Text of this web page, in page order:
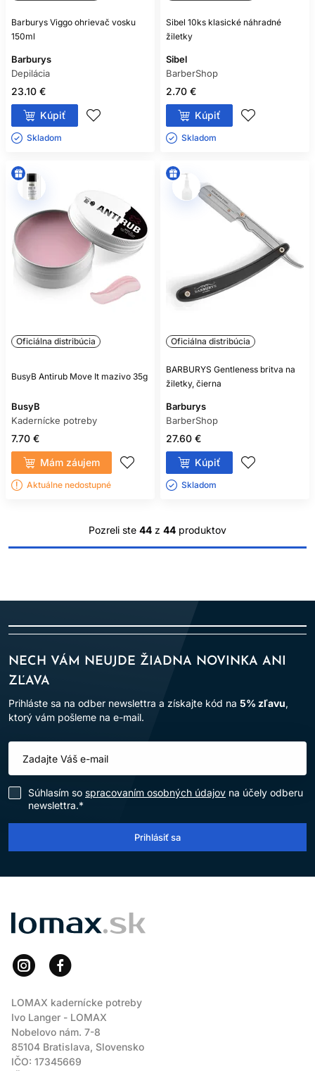
Barburys Viggo ohrievač vosku
150ml
Barburys
Depilácia
23.10 €
Kúpiť
Skladom ㅤ
Sibel 10ks klasické náhradné
žiletky
Sibel
BarberShop
2.70 €
Kúpiť
Skladom ㅤ
Oficiálna distribúcia
BusyB Antirub Move It mazivo 35g
BusyB
Kadernícke potreby
7.70 €
Mám záujem
Aktuálne nedostupné
Oficiálna distribúcia
BARBURYS Gentleness britva na
žiletky, čierna
Barburys
BarberShop
27.60 €
Kúpiť
Skladom ㅤ
Pozreli ste 44 z 44 produktov
NECH VÁM NEUJDE ŽIADNA NOVINKA ANI
ZĽAVA
Prihláste sa na odber newslettra a získajte kód na 5% zľavu,
ktorý vám pošleme na e-mail.
Súhlasím so spracovaním osobných údajov na účely odberu
newslettra.*
Prihlásiť sa
LOMAX
LOMAX kadernícke potreby
Ivo Langer - LOMAX
Nobelovo nám. 7-8
85104 Bratislava, Slovensko
IČO: 17345669